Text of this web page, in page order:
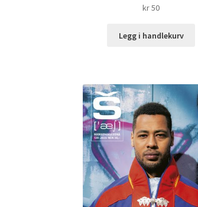
kr50
Legg i handlekurv